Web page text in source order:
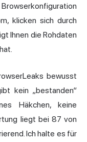
klicken sich durch
Ihnen die Rohdaten
bewusst
kein „bestanden“
Häkchen, keine
liegt bei 87 von
Ich halte es für